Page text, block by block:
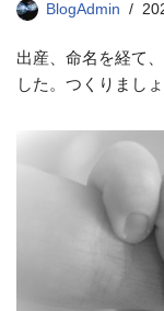
BlogAdmin
出産、命名を経て
した。つくりましょ